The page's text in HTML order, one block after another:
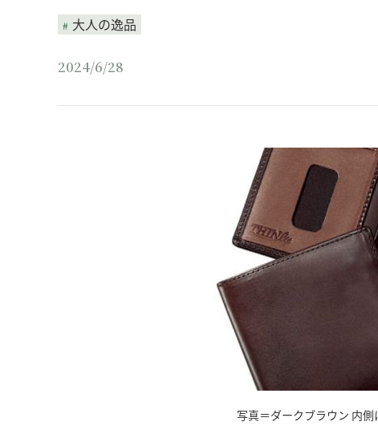
大人の逸品
2024/6/28
写真＝ダークブラウン 内側